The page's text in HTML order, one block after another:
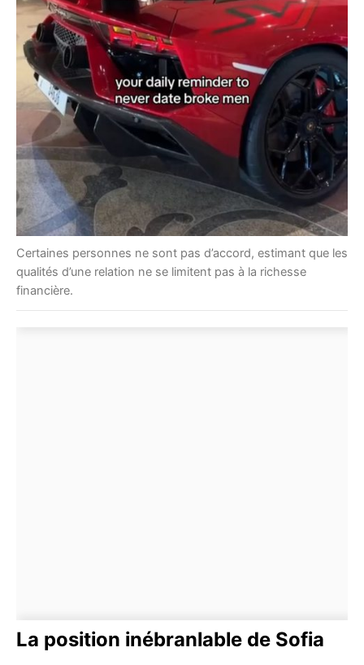
Certaines personnes ne sont pas d’accord, estimant que les
qualités d’une relation ne se limitent pas à la richesse
financière.
La position inébranlable de Sofia